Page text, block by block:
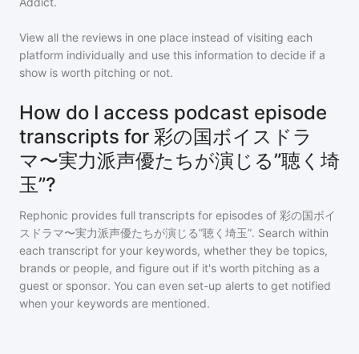
View all the reviews in one place instead of visiting each
platform individually and use this information to decide if a
show is worth pitching or not.
How do I access podcast episode
transcripts for 彩の国ボイスドラ
マ〜実力派声優たちが演じる”聴く埼
玉”?
Rephonic provides full transcripts for episodes of 彩の国ボイ
スドラマ〜実力派声優たちが演じる”聴く埼玉”. Search within
each transcript for your keywords, whether they be topics,
brands or people, and figure out if it's worth pitching as a
guest or sponsor. You can even set-up alerts to get notified
when your keywords are mentioned.